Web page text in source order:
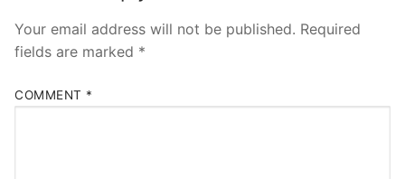
Your email address will not be published. Required
fields are marked *
COMMENT *